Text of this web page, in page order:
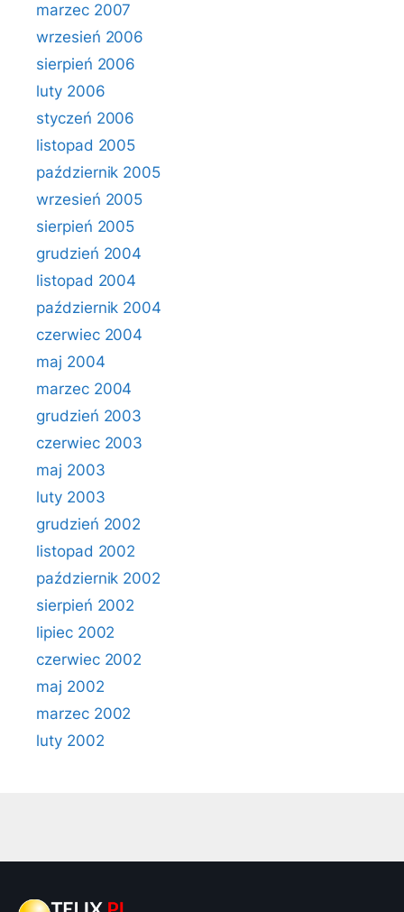
marzec 2007
wrzesień 2006
sierpień 2006
luty 2006
styczeń 2006
listopad 2005
październik 2005
wrzesień 2005
sierpień 2005
grudzień 2004
listopad 2004
październik 2004
czerwiec 2004
maj 2004
marzec 2004
grudzień 2003
czerwiec 2003
maj 2003
luty 2003
grudzień 2002
listopad 2002
październik 2002
sierpień 2002
lipiec 2002
czerwiec 2002
maj 2002
marzec 2002
luty 2002